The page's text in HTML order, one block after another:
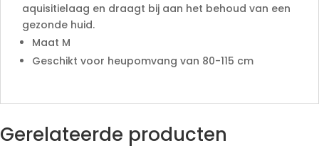
aquisitielaag en draagt bij aan het behoud van een
gezonde huid.
Maat M
Geschikt voor heupomvang van 80-115 cm
Gerelateerde producten